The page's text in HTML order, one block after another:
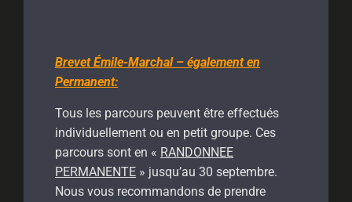
Brevet Émile-Marchal – également en
Permanent:
Tous les parcours peuvent être effectués
individuellement ou en petit groupe. Ces
parcours sont en « RANDONNEE
PERMANENTE » jusqu’au 30 septembre.
Nous vous recommandons de prendre